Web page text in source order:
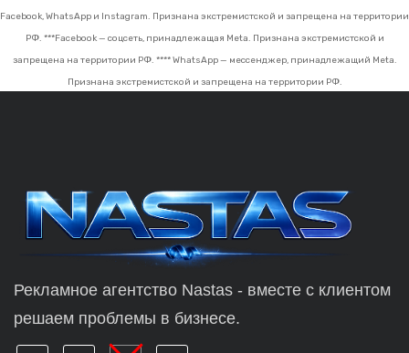
Facebook, WhatsApp и Instagram. Признана экстремистской и запрещена на территории
РФ. ***Facebook — соцсеть, принадлежащая Meta. Признана экстремистской и
запрещена на территории РФ. **** WhatsApp — мессенджер, принадлежащий Meta.
Признана экстремистской и запрещена на территории РФ.
Рекламное агентство Nastas - вместе с клиентом
решаем проблемы в бизнесе.